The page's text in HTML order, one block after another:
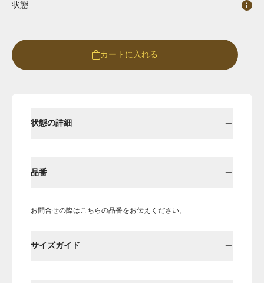
Round Round-hi
状態
カートに入れる
状態の詳細
品番
お問合せの際はこちらの品番をお伝えください。
サイズガイド